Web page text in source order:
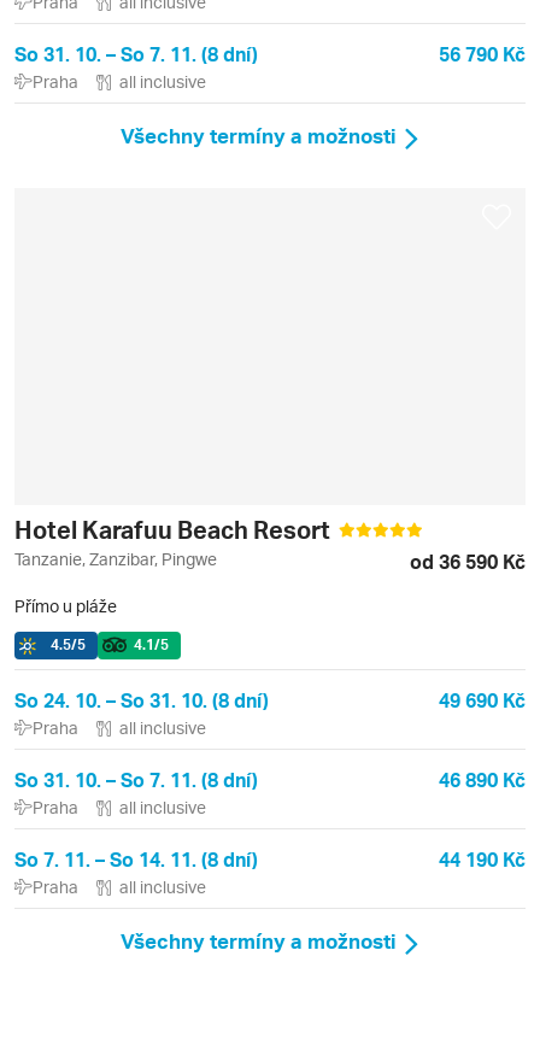
So 31. 10. – So 7. 11. (8 dní) 56 790 Kč
Praha all inclusive
Všechny termíny a možnosti
Hotel Karafuu Beach Resort
Tanzanie, Zanzibar, Pingwe od 36 590 Kč
Přímo u pláže
4.5/5 4.1/5
So 24. 10. – So 31. 10. (8 dní) 49 690 Kč
Praha all inclusive
So 31. 10. – So 7. 11. (8 dní) 46 890 Kč
Praha all inclusive
So 7. 11. – So 14. 11. (8 dní) 44 190 Kč
Praha all inclusive
Všechny termíny a možnosti